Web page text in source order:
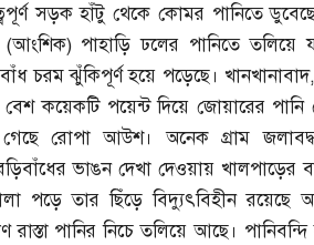
সড়ক হাঁটু থেকে কোমর পানিতে
(আংশিক) পাহাড়ি ঢলের পানিতে
চরম ঝুঁকিপূর্ণ হয়ে পড়েছে। খানখানাবাদ
কয়েকটি পয়েন্ট দিয়ে জোয়ারের পানি
রোপা আউশ। অনেক গ্রাম
ভাঙন দেখা দেওয়ায় খালপাড়ের
পড়ে তার ছিঁড়ে বিদ্যুৎবিহীন রয়েছে
রাস্তা পানির নিচে তলিয়ে আছে।